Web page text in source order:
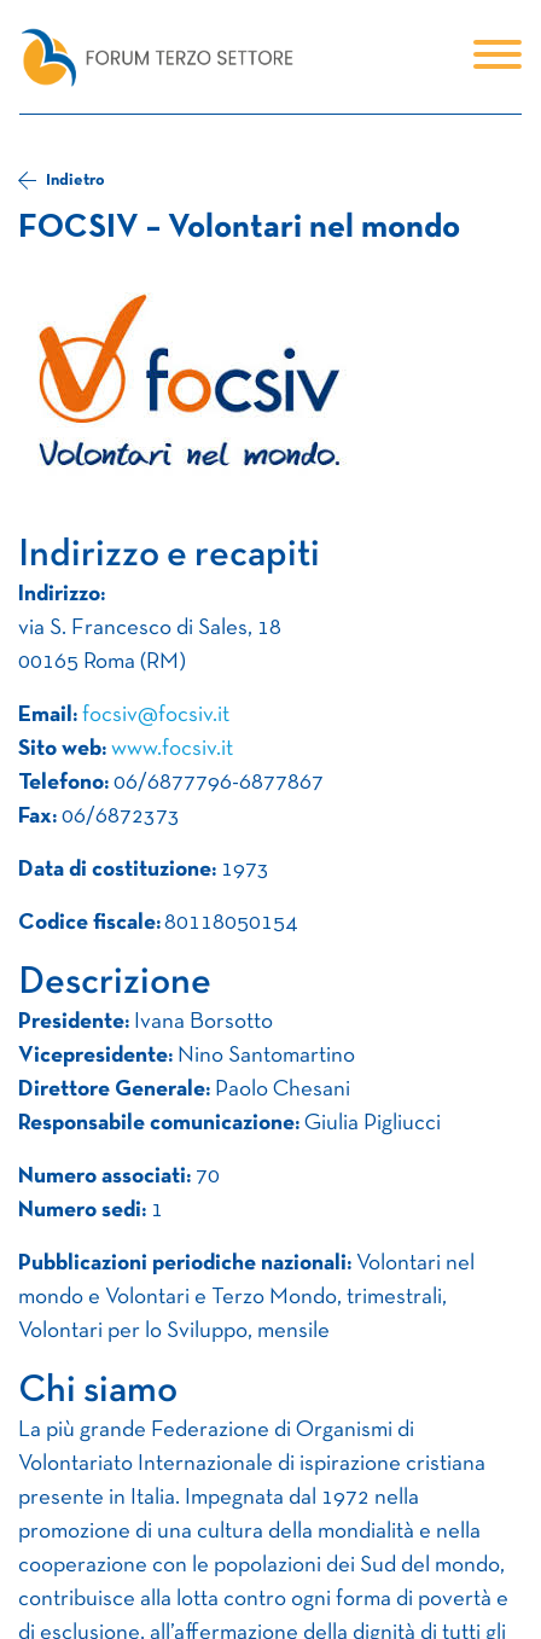
Indietro
FOCSIV – Volontari nel mondo
Indirizzo e recapiti
Indirizzo:
via S. Francesco di Sales, 18
00165 Roma (RM)
Email: focsiv@focsiv.it
Sito web: www.focsiv.it
Telefono: 06/6877796-6877867
Fax: 06/6872373
Data di costituzione: 1973
Codice fiscale:80118050154
Descrizione
Presidente: Ivana Borsotto
Vicepresidente: Nino Santomartino
Direttore Generale: Paolo Chesani
Responsabile comunicazione: Giulia Pigliucci
Numero associati: 70
Numero sedi: 1
Pubblicazioni periodiche nazionali: Volontari nel
mondo e Volontari e Terzo Mondo, trimestrali,
Volontari per lo Sviluppo, mensile
Chi siamo
La più grande Federazione di Organismi di
Volontariato Internazionale di ispirazione cristiana
presente in Italia. Impegnata dal 1972 nella
promozione di una cultura della mondialità e nella
cooperazione con le popolazioni dei Sud del mondo,
contribuisce alla lotta contro ogni forma di povertà e
di esclusione, all’affermazione della dignità di tutti gli